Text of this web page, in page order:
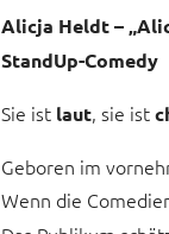
Alicja Heldt –
StandUp-Comedy
Sie ist laut, sie ist
Geboren im
Wenn die